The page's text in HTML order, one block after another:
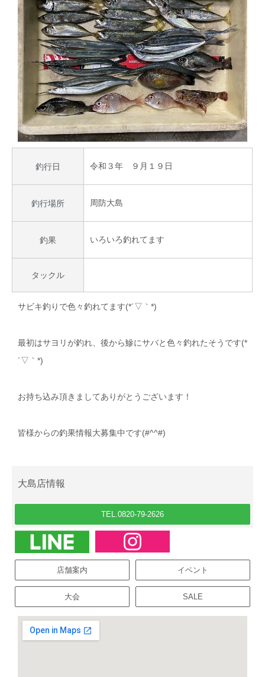
釣行日 令和３年 ９月１９日
釣行場所 周防大島
釣果 いろいろ釣れてます
タックル
サビキ釣りで色々釣れてます(*´▽｀*)
最初はサヨリが釣れ、後から鰺にサバと色々釣れたそうです(*
´▽｀*)
お持ち込み頂きましてありがとうございます！
皆様からの釣果情報大募集中です(#^^#)
大島店情報
TEL.0820-79-2626
店舗案内 イベント
大会 SALE